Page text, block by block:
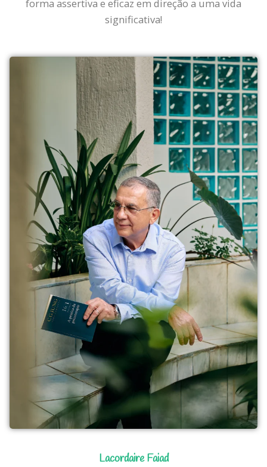
forma assertiva e eficaz em direção a uma vida
significativa!
Lacordaire Faiad